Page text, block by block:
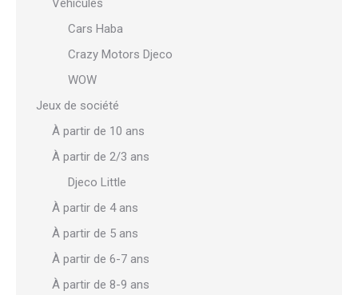
Véhicules
Cars Haba
Crazy Motors Djeco
WOW
Jeux de société
À partir de 10 ans
À partir de 2/3 ans
Djeco Little
À partir de 4 ans
À partir de 5 ans
À partir de 6-7 ans
À partir de 8-9 ans